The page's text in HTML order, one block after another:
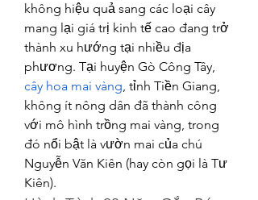
không hiệu quả sang các loại cây
mang lại giá trị kinh tế cao đang trở
thành xu hướng tại nhiều địa
cây hoa mai vàng, tỉnh Tiền Giang,
không ít nông dân đã thành công
với mô hình trồng mai vàng, trong
đó nổi bật là vườn mai của chú
Nguyễn Văn Kiên (hay còn gọi là Tư
Kiên).